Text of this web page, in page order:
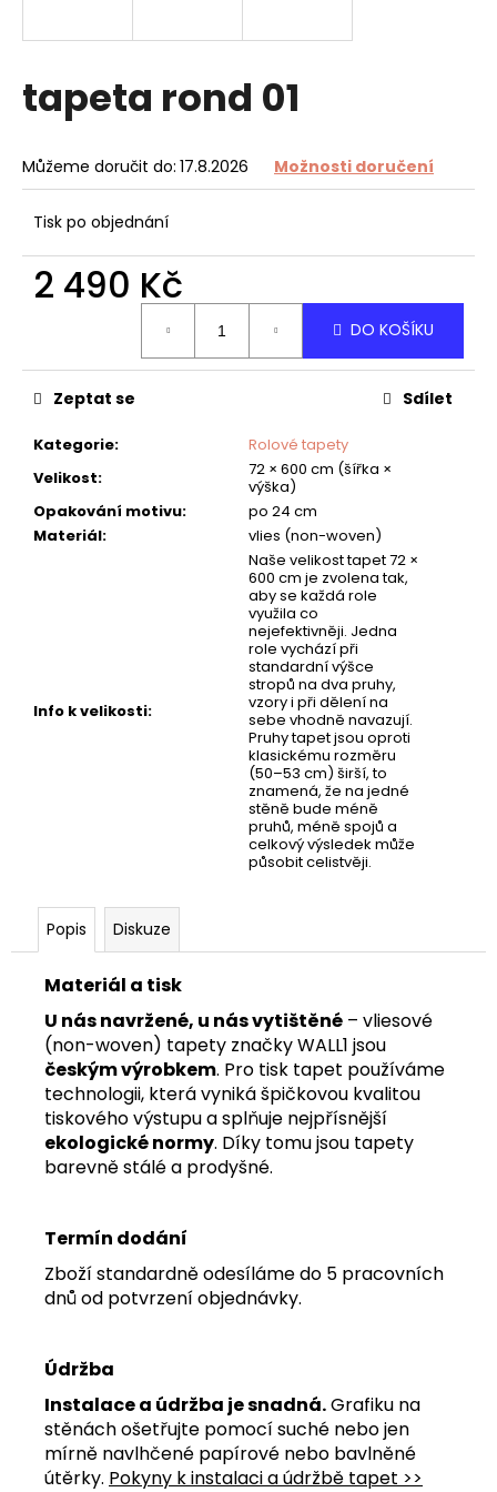
tapeta rond 01
Můžeme doručit do: 17.8.2026 Možnosti doručení
Tisk po objednání
2 490 Kč
DO KOŠÍKU
Kategorie:
Rolové tapety
Velikost:
72 × 600 cm (šířka ×
výška)
Opakování motivu:
po 24 cm
Materiál: vlies (non-woven)
Info k velikosti:
Naše velikost tapet 72 ×
600 cm je zvolena tak,
aby se každá role
využila co
nejefektivněji. Jedna
role vychází při
standardní výšce
stropů na dva pruhy,
vzory i při dělení na
sebe vhodně navazují.
Pruhy tapet jsou oproti
klasickému rozměru
(50–53 cm) širší, to
znamená, že na jedné
stěně bude méně
pruhů, méně spojů a
celkový výsledek může
působit celistvěji.
Zeptat se Sdílet
Popis Diskuze
Materiál a tisk
U nás navržené, u nás vytištěné – vliesové
(non-woven) tapety značky WALL1 jsou
českým výrobkem. Pro tisk tapet používáme
technologii, která vyniká špičkovou kvalitou
tiskového výstupu a splňuje nejpřísnější
ekologické normy. Díky tomu jsou tapety
barevně stálé a prodyšné.
Termín dodání
Zboží standardně odesíláme do 5 pracovních
dnů od potvrzení objednávky.
Údržba
Instalace a údržba je snadná.Grafiku na
stěnách ošetřujte pomocí suché nebo jen
mírně navlhčené papírové nebo bavlněné
útěrky. Pokyny k instalaci a údržbě tapet >>
í
t
HLEDAT
o
p
u
č
u
AIFEL